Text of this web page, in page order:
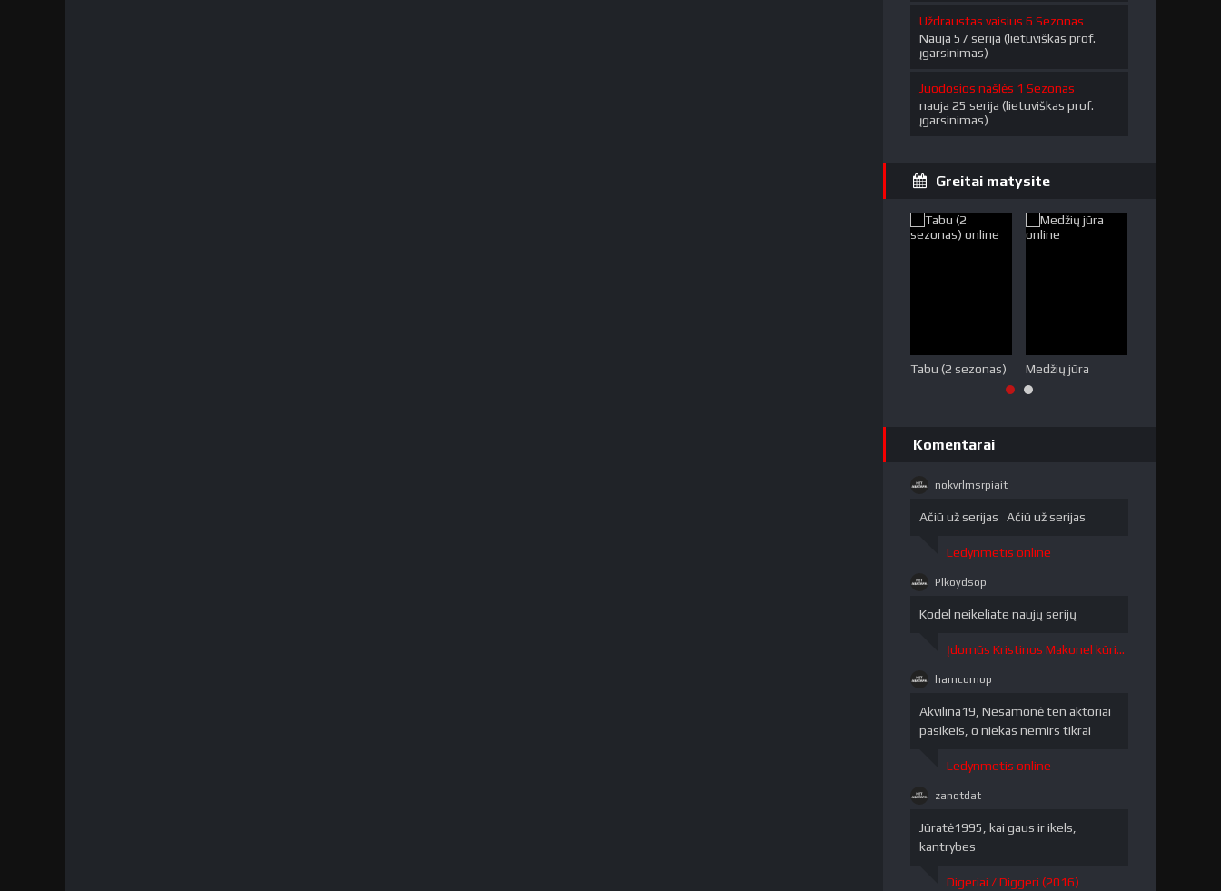
Uždraustas vaisius 6 Sezonas
Nauja 57 serija (lietuviškas prof.
įgarsinimas)
Juodosios našlės 1 Sezonas
nauja 25 serija (lietuviškas prof.
įgarsinimas)
Greitai matysite
Tabu (2 sezonas) Medžių jūra
Komentarai
nokvrlmsrpiait
Ačiū už serijas Ačiū už serijas
Ledynmetis online
/>
Plkoydsop
Kodel neikeliate naujų serijų
Įdomūs Kristinos Makonel kūriniai / The Curious Creations of Christine McConnell 1 sezonas
hamcomop
Akvilina19, Nesamonė ten aktoriai
pasikeis, o niekas nemirs tikrai
Ledynmetis online
zanotdat
Jūratė1995, kai gaus ir ikels,
kantrybes
Digeriai / Diggeri (2016)